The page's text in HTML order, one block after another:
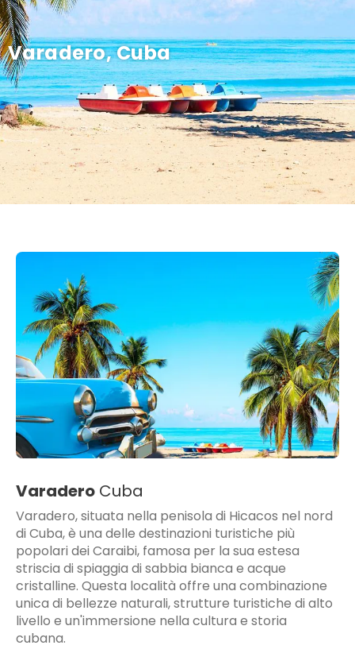
Varadero, Cuba
Varadero Cuba
Varadero, situata nella penisola di Hicacos nel nord
di Cuba, è una delle destinazioni turistiche più
popolari dei Caraibi, famosa per la sua estesa
striscia di spiaggia di sabbia bianca e acque
cristalline. Questa località offre una combinazione
unica di bellezze naturali, strutture turistiche di alto
livello e un'immersione nella cultura e storia
cubana.